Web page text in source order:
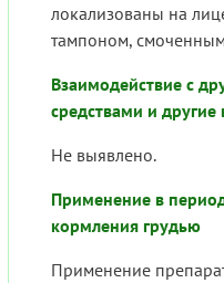
локализованы на
тампоном,
Взаимодействие с
средствами и
Не выявлено.
Применение в
кормления грудью
Применение